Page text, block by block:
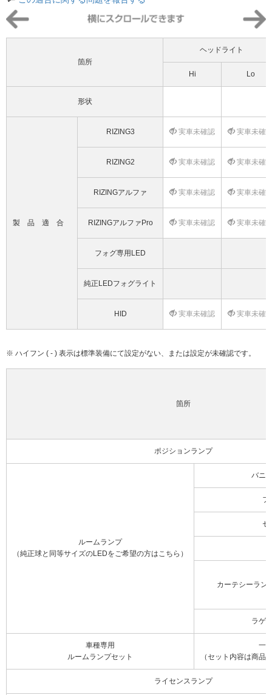
箇所
ヘッドライト
Hi Lo
形状
製品適合
RIZING3 実車未確認 実車未確
RIZING2 実車未確認 実車未確
RIZINGアルファ 実車未確認 実車未確
RIZINGアルファPro 実車未確認 実車未確
フォグ専用LED
純正LEDフォグライト
HID 実車未確認 実車未確
※ ハイフン ( - ) 表示は標準装備にて設定がない、または設定が未確認です。
箇所
ポジションランプ
ルームランプ
（純正球と同等サイズのLEDをご希望の方はこちら）
バニ
フ
セ
カーテシーラン
ラゲ
車種専用
ルームランプセット
一
（セット内容は商品
ライセンスランプ